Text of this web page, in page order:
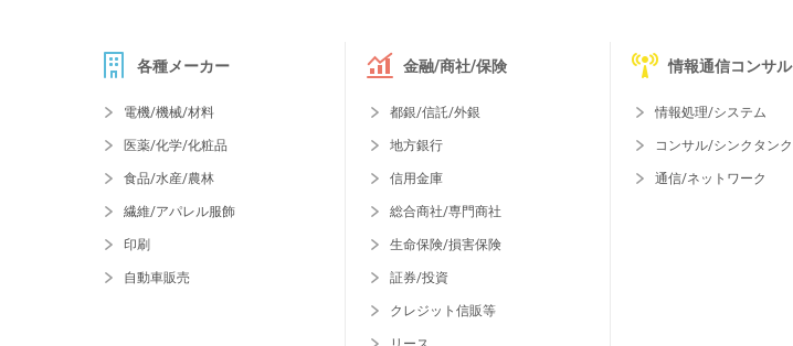
各種メーカー
電機/機械/材料
医薬/化学/化粧品
食品/水産/農林
繊維/アパレル服飾
印刷
自動車販売
金融/商社/保険
都銀/信託/外銀
地方銀行
信用金庫
総合商社/専門商社
生命保険/損害保険
証券/投資
クレジット信販等
情報通信コンサル
情報処理/システム
コンサル/シンクタンク
通信/ネットワーク